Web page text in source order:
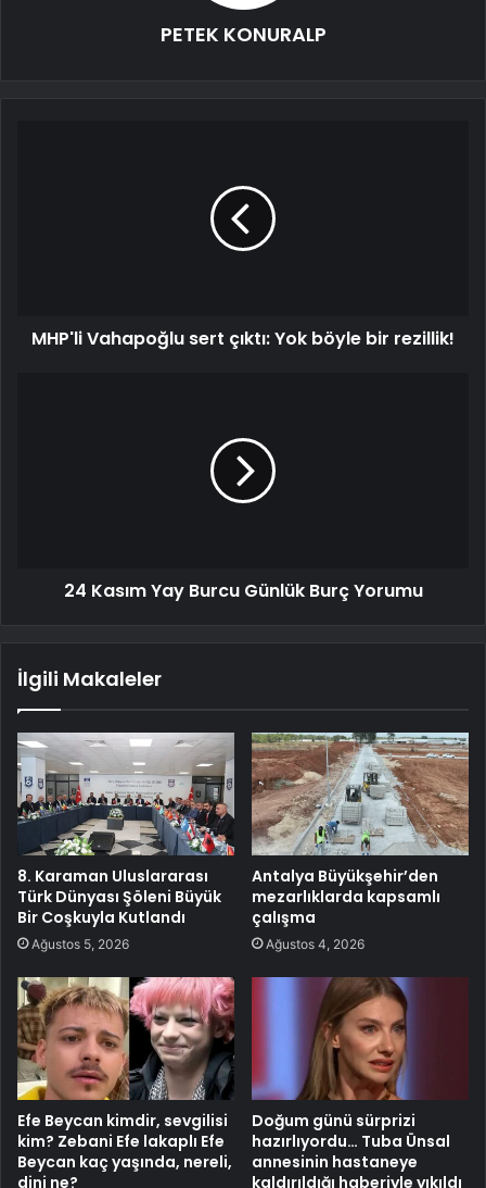
PETEK KONURALP
MHP'li Vahapoğlu sert çıktı: Yok böyle bir rezillik!
24 Kasım Yay Burcu Günlük Burç Yorumu
İlgili Makaleler
8. Karaman Uluslararası
Türk Dünyası Şöleni Büyük
Bir Coşkuyla Kutlandı
Ağustos 5, 2026
Antalya Büyükşehir’den
mezarlıklarda kapsamlı
çalışma
Ağustos 4, 2026
Efe Beycan kimdir, sevgilisi
kim? Zebani Efe lakaplı Efe
Beycan kaç yaşında, nereli,
dini ne?
Doğum günü sürprizi
hazırlıyordu… Tuba Ünsal
annesinin hastaneye
kaldırıldığı haberiyle yıkıldı